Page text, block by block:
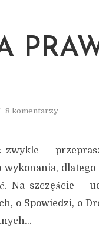
8 komentarzy
–
wykonania,
szczęście –
o Spowiedzi, o